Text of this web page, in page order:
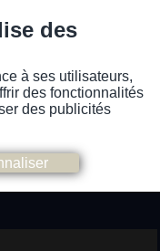
des
à ses utilisateurs,
des fonctionnalités
des publicités
ou non-voyantes